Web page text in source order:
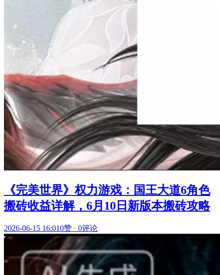
《完美世界》权力游戏：国王大道6角色
搬砖收益详解，6月10日新版本搬砖攻略
2026-06-15 16:010赞 · 0评论